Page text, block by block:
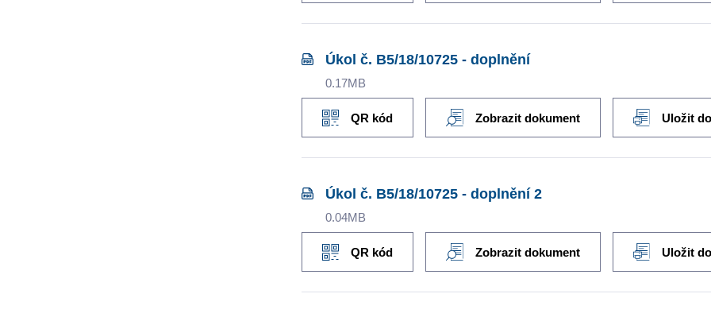
Úkol č. B5/18/10725 - doplnění
0.17MB
QR kód Zobrazit dokument Uložit
Úkol č. B5/18/10725 - doplnění 2
0.04MB
QR kód Zobrazit dokument Uložit